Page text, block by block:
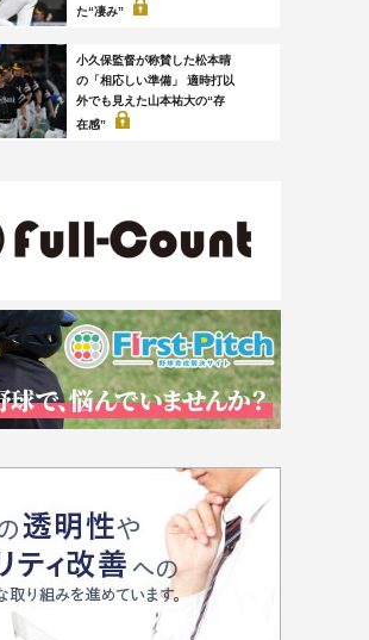
た“凄み”
小久保監督が称賛した松本晴
の「相応しい準備」 適時打以
外でも見えた山本祐大の“存
在感”